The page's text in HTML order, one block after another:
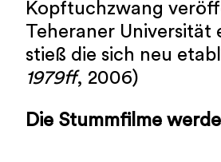
Kopftuchzwang
Teheraner Universität
stieß die sich neu
1979ff, 2006)
Die Stummfilme